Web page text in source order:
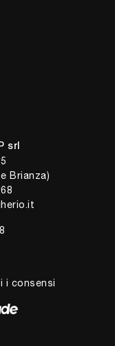
srl
Brianza)
i consensi